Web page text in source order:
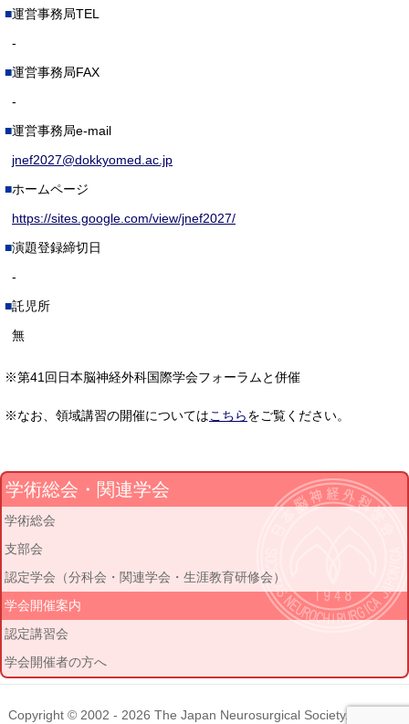
運営事務局TEL
-
運営事務局FAX
-
運営事務局e-mail
jnef2027@dokkyomed.ac.jp
ホームページ
https://sites.google.com/view/jnef2027/
演題登録締切日
-
託児所
無
※第41回日本脳神経外科国際学会フォーラムと併催
※なお、領域講習の開催についてはこちらをご覧ください。
学術総会・関連学会
学術総会
支部会
認定学会（分科会・関連学会・生涯教育研修会）
学会開催案内
認定講習会
学会開催者の方へ
Copyright © 2002 - 2026 The Japan Neurosurgical Society. All rights